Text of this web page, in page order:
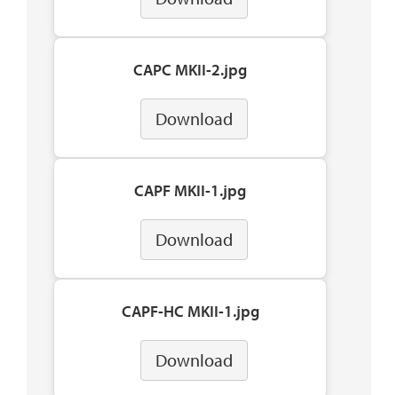
CAPC MKII-2.jpg
Download
CAPF MKII-1.jpg
Download
CAPF-HC MKII-1.jpg
Download